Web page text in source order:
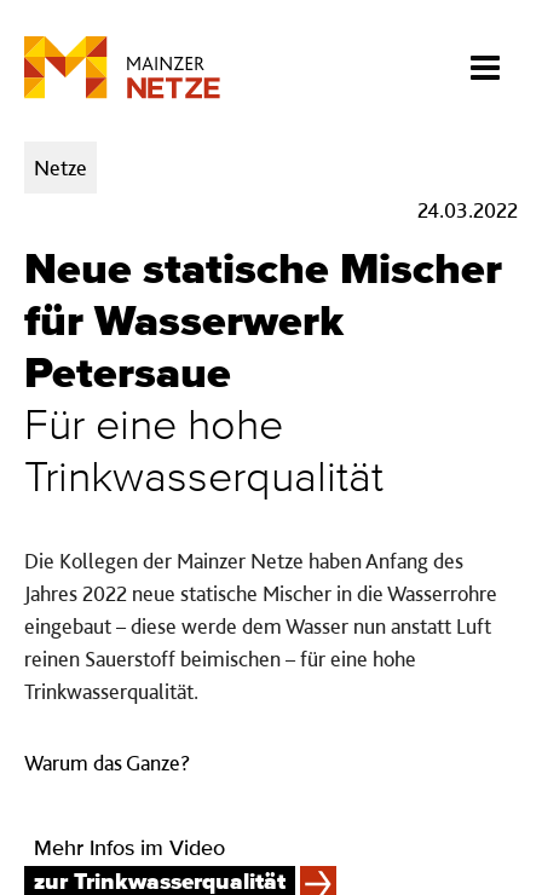
Kategorien:
Netze
24.03.2022
Neue statische Mischer
für Wasserwerk
Petersaue
Für eine hohe
Trinkwasserqualität
Die Kollegen der Mainzer Netze haben Anfang des
Jahres 2022 neue statische Mischer in die Wasserrohre
eingebaut – diese werde dem Wasser nun anstatt Luft
reinen Sauerstoff beimischen – für eine hohe
Trinkwasserqualität.
Warum das Ganze?
Mehr Infos im Video
zur Trinkwasserqualität